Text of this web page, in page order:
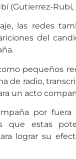
(Gutierrez-Rubí,
las redes
del
pequeños
de radio,
un acto
por
que estas
lograr su